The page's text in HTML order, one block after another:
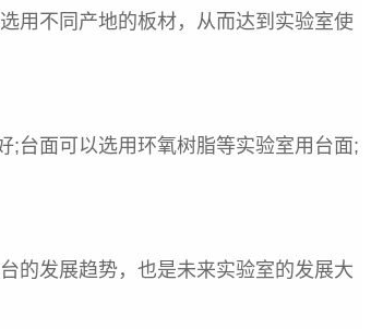
用不同产地的板材，从而达到实验室使
;台面可以选用环氧树脂等实验室用台面;
的发展趋势，也是未来实验室的发展大